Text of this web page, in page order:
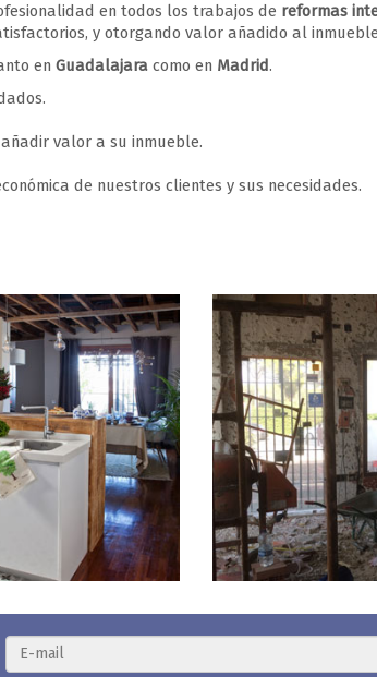
en todos los trabajos de reformas
y otorgando valor añadido al
en Guadalajara como en Madrid.
valor a su inmueble.
de nuestros clientes y sus necesidades.